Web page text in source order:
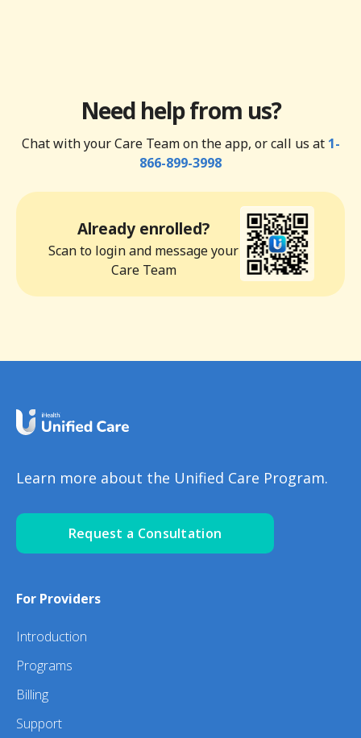
Need help from us?
Chat with your Care Team on the app, or call us at 1-
866-899-3998
Already enrolled?
Scan to login and message your
Care Team
Learn more about the Unified Care Program.
Request a Consultation
For Providers
Introduction
Programs
Billing
Support